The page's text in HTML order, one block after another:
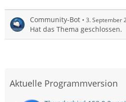
Community-Bot 3. September
Hat das Thema geschlossen.
Aktuelle Programmversion